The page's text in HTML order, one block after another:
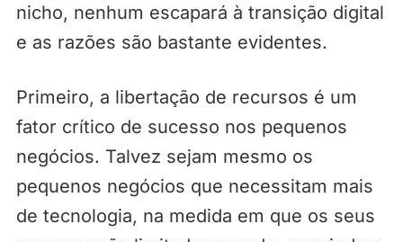
nicho, nenhum escapará à transição digital
e as razões são bastante evidentes.
Primeiro, a libertação de recursos é um
fator crítico de sucesso nos pequenos
negócios. Talvez sejam mesmo os
pequenos negócios que necessitam mais
de tecnologia, na medida em que os seus